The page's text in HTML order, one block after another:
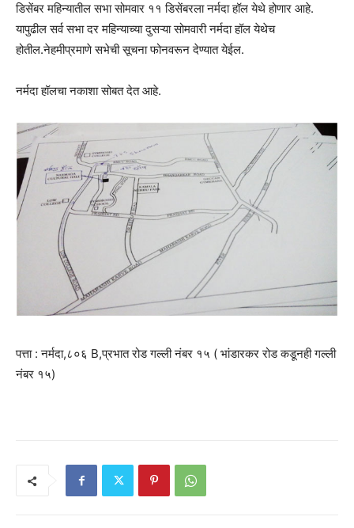
डिसेंबर महिन्यातील सभा सोमवार ११ डिसेंबरला नर्मदा हॉल येथे होणार आहे.
यापुढील सर्व सभा दर महिन्याच्या दुसऱ्या सोमवारी नर्मदा हॉल येथेच
होतील.नेहमीप्रमाणे सभेची सूचना फोनवरून देण्यात येईल.
नर्मदा हॉलचा नकाशा सोबत देत आहे.
पत्ता : नर्मदा,८०६ B,प्रभात रोड गल्ली नंबर १५ ( भांडारकर रोड कडूनही गल्ली
नंबर १५)